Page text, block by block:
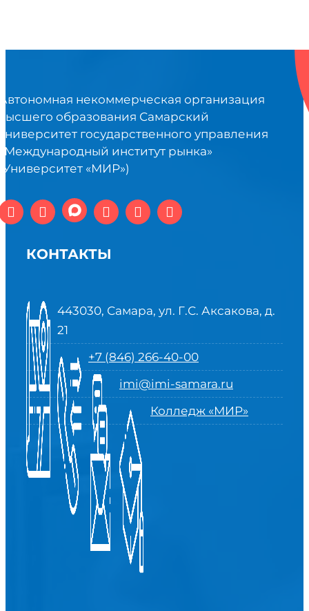
некоммерческая организация
образования Самарский
государственного управления
институт рынка»
«МИР»)
КОНТАКТЫ
443030, Самара, ул. Г.С. Аксакова, д.
21
+7 (846) 266-40-00
imi@imi-samara.ru
Колледж «МИР»